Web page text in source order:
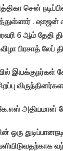
சென்
. ஷாஜன்
6 ஆம்
பிரசாத் லேப்
இயக்குநர்கள்
அதியமான்
ஒரு